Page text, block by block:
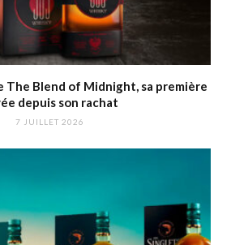
The Blend of Midnight, sa première
depuis son rachat
7 JUILLET 2026